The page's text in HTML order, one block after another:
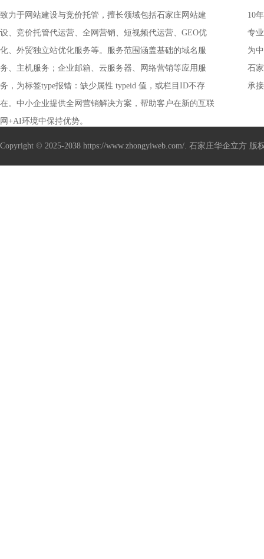
致力于网站建设与竞价托管，擅长领域包括石家庄网站建
设、竞价托管代运营、全网营销、短视频代运营、GEO优
化、外贸独立站优化服务等。服务范围涵盖基础的域名服
务、主机服务；企业邮箱、云服务器、网络营销等应用服
务，为标签type报错：缺少属性 typeid 值，或栏目ID不存
在。中小企业提供全网营销解决方案，帮助客户在新的互联
网+AI环境中保持优势。
10
专
为
销
石
承
Copyright © 2025-2038 https://www.zhongyiweb.com/. 石家庄华企立方 版